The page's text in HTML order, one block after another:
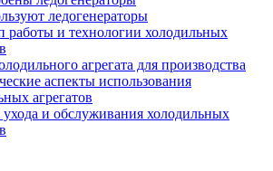
ледогенераторы
и технологии холодильных
агрегата для производства
аспекты использования
агрегатов
и обслуживания холодильных